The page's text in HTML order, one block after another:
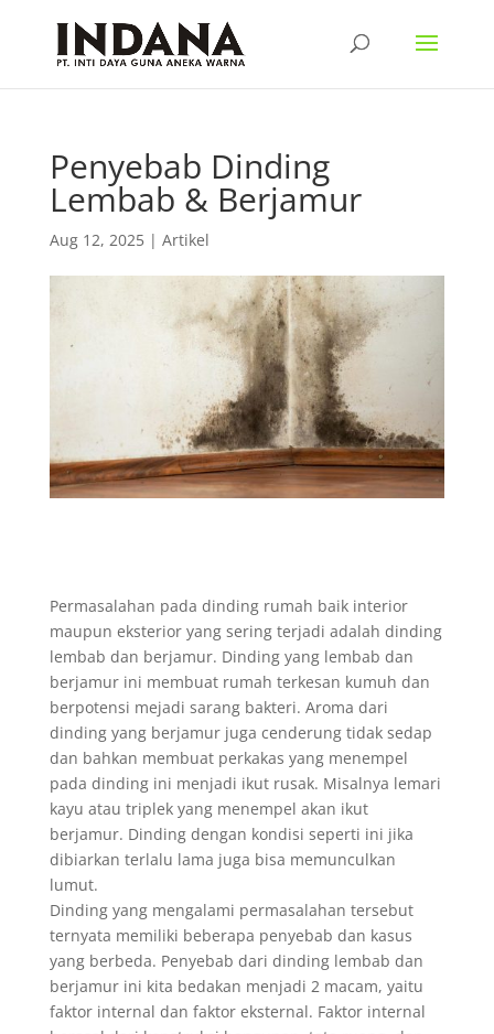
Penyebab Dinding
Lembab & Berjamur
Aug 12, 2025| Artikel
Permasalahan pada dinding rumah baik interior
maupun eksterior yang sering terjadi adalah dinding
lembab dan berjamur. Dinding yang lembab dan
berjamur ini membuat rumah terkesan kumuh dan
berpotensi mejadi sarang bakteri. Aroma dari
dinding yang berjamur juga cenderung tidak sedap
dan bahkan membuat perkakas yang menempel
pada dinding ini menjadi ikut rusak. Misalnya lemari
kayu atau triplek yang menempel akan ikut
berjamur. Dinding dengan kondisi seperti ini jika
dibiarkan terlalu lama juga bisa memunculkan
lumut.
Dinding yang mengalami permasalahan tersebut
ternyata memiliki beberapa penyebab dan kasus
yang berbeda. Penyebab dari dinding lembab dan
berjamur ini kita bedakan menjadi 2 macam, yaitu
faktor internal dan faktor eksternal. Faktor internal